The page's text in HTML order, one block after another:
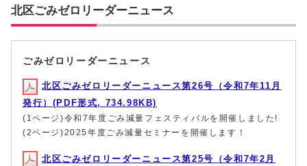
北区ごみゼロリーダーニュース
ごみゼロリーダーニュース
北区ごみゼロリーダーニュース第26号（令和7年11月
発行）(PDF形式, 734.98KB)
(1ページ)令和7年度ごみ減量フェスティバルを開催しました!
(2ページ)2025年度ごみ減量セミナーを開催します！
北区ごみゼロリーダーニュース第25号（令和7年2月